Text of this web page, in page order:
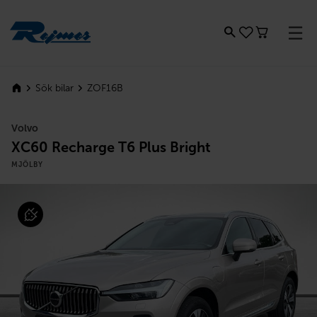
Sök bilar ZOF16B
Volvo
XC60 Recharge T6 Plus Bright
MJÖLBY